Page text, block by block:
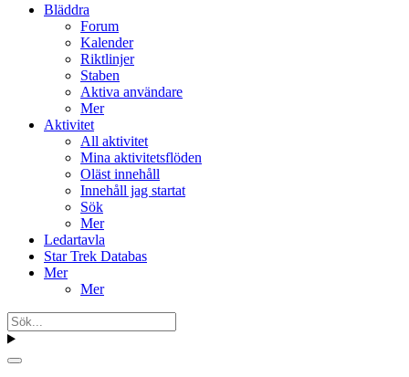
Bläddra
Forum
Kalender
Riktlinjer
Staben
Aktiva användare
Mer
Aktivitet
All aktivitet
Mina aktivitetsflöden
Oläst innehåll
Innehåll jag startat
Sök
Mer
Ledartavla
Star Trek Databas
Mer
Mer